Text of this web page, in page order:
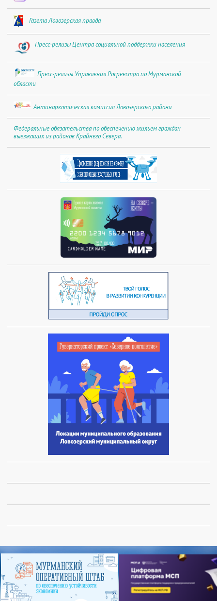
Газета Ловозерская правда
Пресс-релизы Центра социальной поддержки населения
Пресс-релизы Управления Росреестра по Мурманской
области
Антинаркотическая комиссия Ловозерского района
Федеральные обязательства по обеспечению жильем граждан
выезжащих из районов Крайнего Севера.